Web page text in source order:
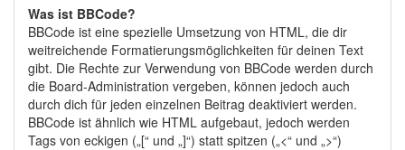
Was ist BBCode?
BBCode ist eine spezielle Umsetzung von HTML, die dir
weitreichende Formatierungsmöglichkeiten für deinen Text
gibt. Die Rechte zur Verwendung von BBCode werden durch
die Board-Administration vergeben, können jedoch auch
durch dich für jeden einzelnen Beitrag deaktiviert werden.
BBCode ist ähnlich wie HTML aufgebaut, jedoch werden
Tags von eckigen („[“ und „]“) statt spitzen („<“ und „>“)